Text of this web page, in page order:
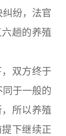
纷，法官
趟的养殖
双方终于
同于一般的
所以养殖
下继续正